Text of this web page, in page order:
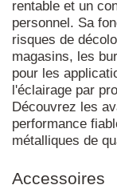
rentable et un
personnel. Sa
risques de
magasins, les
pour les
l'éclairage par
Découvrez les
performance
métalliques de
Accessoires